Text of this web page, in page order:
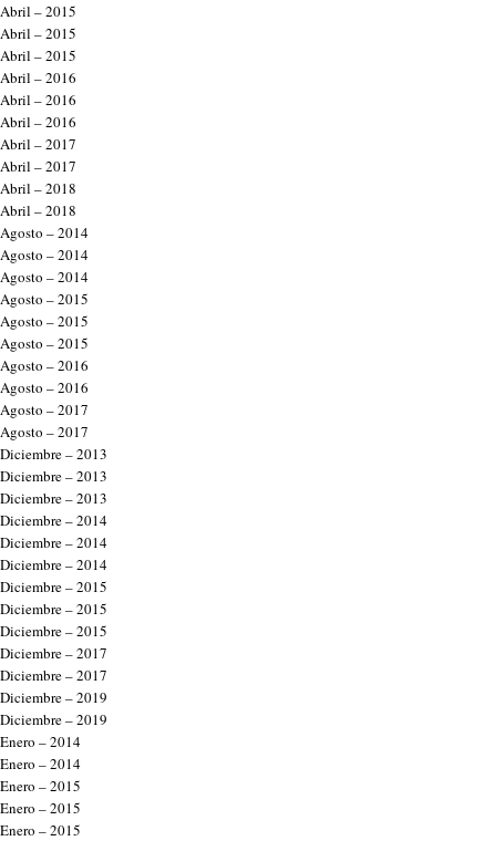
Abril – 2015
Abril – 2015
Abril – 2015
Abril – 2016
Abril – 2016
Abril – 2016
Abril – 2017
Abril – 2017
Abril – 2018
Abril – 2018
Agosto – 2014
Agosto – 2014
Agosto – 2014
Agosto – 2015
Agosto – 2015
Agosto – 2015
Agosto – 2016
Agosto – 2016
Agosto – 2017
Agosto – 2017
Diciembre – 2013
Diciembre – 2013
Diciembre – 2013
Diciembre – 2014
Diciembre – 2014
Diciembre – 2014
Diciembre – 2015
Diciembre – 2015
Diciembre – 2015
Diciembre – 2017
Diciembre – 2017
Diciembre – 2019
Diciembre – 2019
Enero – 2014
Enero – 2014
Enero – 2015
Enero – 2015
Enero – 2015